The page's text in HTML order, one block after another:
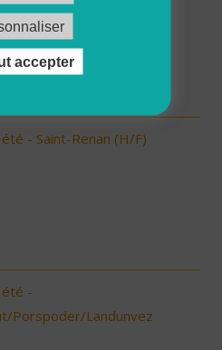
- Saint-Renan (H/F)
été -
Porspoder/Landunvez
accepter